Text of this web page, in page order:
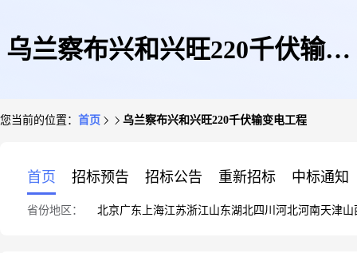
乌兰察布兴和兴旺220千伏输变
您当前的位置： 首页 乌兰察布兴和兴旺220千伏输变电工程
首页 招标预告 招标公告 重新招标 中标通知
省份地区： 北京广东 上海江苏浙江山东湖北四川 河北河南天津山